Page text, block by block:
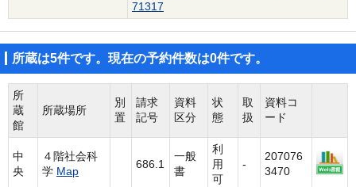
71317
所蔵は5件です。現在の予約件数は0件です。
所
蔵
館
所蔵場所
別
置
請求
記号
資料
区分
状
態
取
扱
資料コ
ード
中
央
４階社会科
学 Map
686.1
一般
書
利
用
可
-
207076
3470